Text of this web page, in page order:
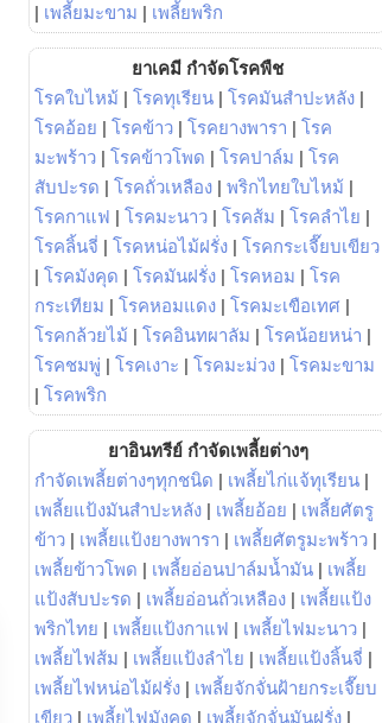
| เพลี้ยมะขาม | เพลี้ยพริก
ยาเคมี กำจัดโรคพืช
โรคใบไหม้ | โรคทุเรียน | โรคมันสำปะหลัง |
โรคอ้อย | โรคข้าว | โรคยางพารา | โรค
มะพร้าว | โรคข้าวโพด | โรคปาล์ม | โรค
สับปะรด | โรคถั่วเหลือง | พริกไทยใบไหม้ |
โรคกาแฟ | โรคมะนาว | โรคส้ม | โรคลำไย |
โรคลิ้นจี่ | โรคหน่อไม้ฝรั่ง | โรคกระเจี๊ยบเขียว
| โรคมังคุด | โรคมันฝรั่ง | โรคหอม | โรค
กระเทียม | โรคหอมแดง | โรคมะเขือเทศ |
โรคกล้วยไม้ | โรคอินทผาลัม | โรคน้อยหน่า |
โรคชมพู่ | โรคเงาะ | โรคมะม่วง | โรคมะขาม
| โรคพริก
ยาอินทรีย์ กำจัดเพลี้ยต่างๆ
กำจัดเพลี้ยต่างๆทุกชนิด | เพลี้ยไก่แจ้ทุเรียน |
เพลี้ยแป้งมันสำปะหลัง | เพลี้ยอ้อย | เพลี้ยศัตรู
ข้าว | เพลี้ยแป้งยางพารา | เพลี้ยศัตรูมะพร้าว |
เพลี้ยข้าวโพด | เพลี้ยอ่อนปาล์มน้ำมัน | เพลี้ย
แป้งสับปะรด | เพลี้ยอ่อนถั่วเหลือง | เพลี้ยแป้ง
พริกไทย | เพลี้ยแป้งกาแฟ | เพลี้ยไฟมะนาว |
เพลี้ยไฟส้ม | เพลี้ยแป้งลำไย | เพลี้ยแป้งลิ้นจี่ |
เพลี้ยไฟหน่อไม้ฝรั่ง | เพลี้ยจักจั่นฝ้ายกระเจี๊ยบ
เขียว | เพลี้ยไฟมังคุด | เพลี้ยจักจั่นมันฝรั่ง |